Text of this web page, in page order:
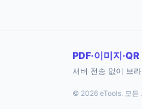
PDF·이미지
서버 전송 없이 브
© 2026 eTools. 모든